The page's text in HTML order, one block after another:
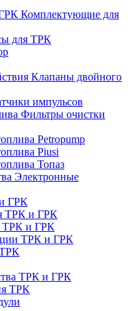
Комплектующие для
для ТРК
Клапаны двойного
импульсов
Фильтры очистки
Petropump
Piusi
Топаз
Электронные
ГРК
ТРК и ГРК
ТРК и ГРК
ТРК и ГРК
ТРК и ГРК
ТРК